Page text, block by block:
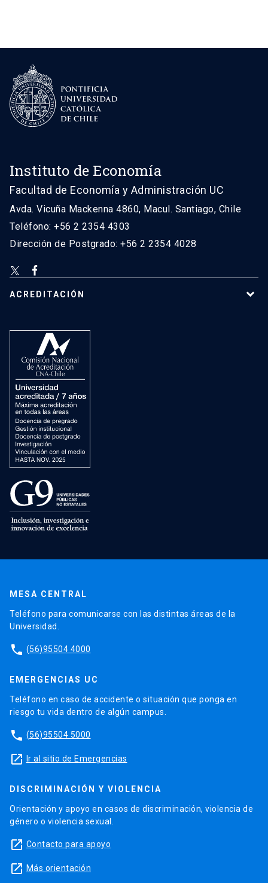
Instituto de Economía
Facultad de Economía y Administración UC
Avda. Vicuña Mackenna 4860, Macul. Santiago, Chile
Teléfono: +56 2 2354 4303
Dirección de Postgrado: +56 2 2354 4028
ACREDITACIÓN
MESA CENTRAL
Teléfono para comunicarse con las distintas áreas de la
Universidad.
phone (56)95504 4000
EMERGENCIAS UC
Teléfono en caso de accidente o situación que ponga en
riesgo tu vida dentro de algún campus.
phone (56)95504 5000
launch Ir al sitio de Emergencias
DISCRIMINACIÓN Y VIOLENCIA
Orientación y apoyo en casos de discriminación, violencia de
género o violencia sexual.
launch Contacto para apoyo
launch Más orientación